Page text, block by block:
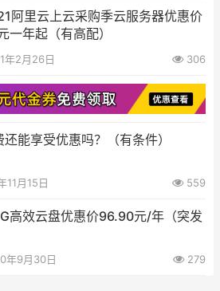
阿里云上云采购季云服务器优惠价
一年起（有高配）
年2月26日 306
能享受优惠吗？（有条件）
11月15日 559
高效云盘优惠价96.90元/年（突发
年9月30日 279